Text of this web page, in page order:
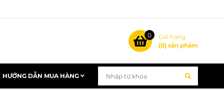
0
Giỏ hàng
(0) sản phẩm
HƯỚNG DẪN MUA HÀNG